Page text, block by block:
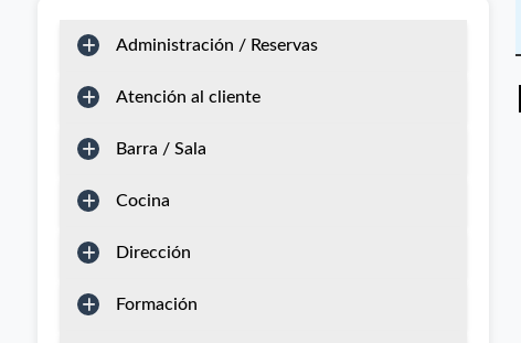
Administración / Reservas
Atención al cliente
Barra / Sala
Cocina
Dirección
Formación